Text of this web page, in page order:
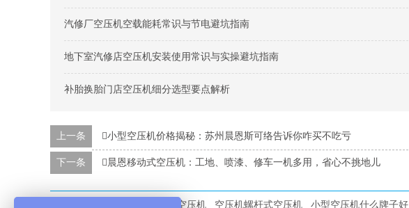
汽修厂空压机空载能耗常识与节电避坑指南
地下室汽修店空压机安装使用常识与实操避坑指南
补胎换胎门店空压机细分选型要点解析
上一条 小型空压机价格揭秘：苏州晨恩斯可络告诉你咋买不吃亏
下一条 晨恩移动式空压机：工地、喷漆、修车一机多用，省心不挑地儿
螺杆空压机 空压机螺杆式空压机 小型空压机什么牌子好